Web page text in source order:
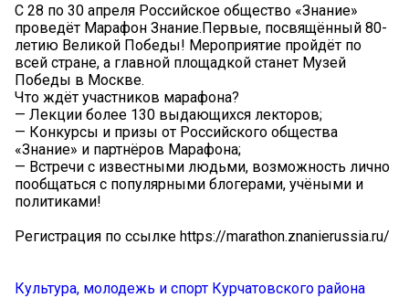
С 28 по 30 апреля Российское общество «Знание»
проведёт Марафон Знание.Первые, посвящённый 80-
летию Великой Победы! Мероприятие пройдёт по
всей стране, а главной площадкой станет Музей
Победы в Москве.
Что ждёт участников марафона?
— Лекции более 130 выдающихся лекторов;
— Конкурсы и призы от Российского общества
«Знание» и партнёров Марафона;
— Встречи с известными людьми, возможность лично
пообщаться с популярными блогерами, учёными и
политиками!
Регистрация по ссылке https://marathon.znanierussia.ru/
Культура, молодежь и спорт Курчатовского района